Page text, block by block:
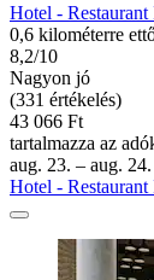
Hotel -
0,6 kilométerre
8,2/10
Nagyon jó
(331 értékelés)
43 066 Ft
tartalmazza az
aug. 23. – aug. 24.
Hotel -